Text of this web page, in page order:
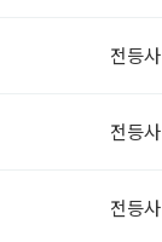
전등사
전등사
전등사